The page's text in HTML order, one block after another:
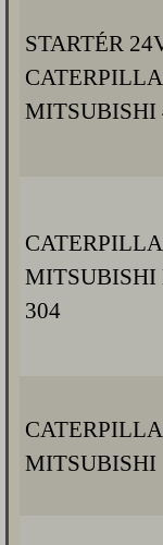
STARTÉR
MITSUBISHI
MITSUBISHI
304
MITSUBISHI